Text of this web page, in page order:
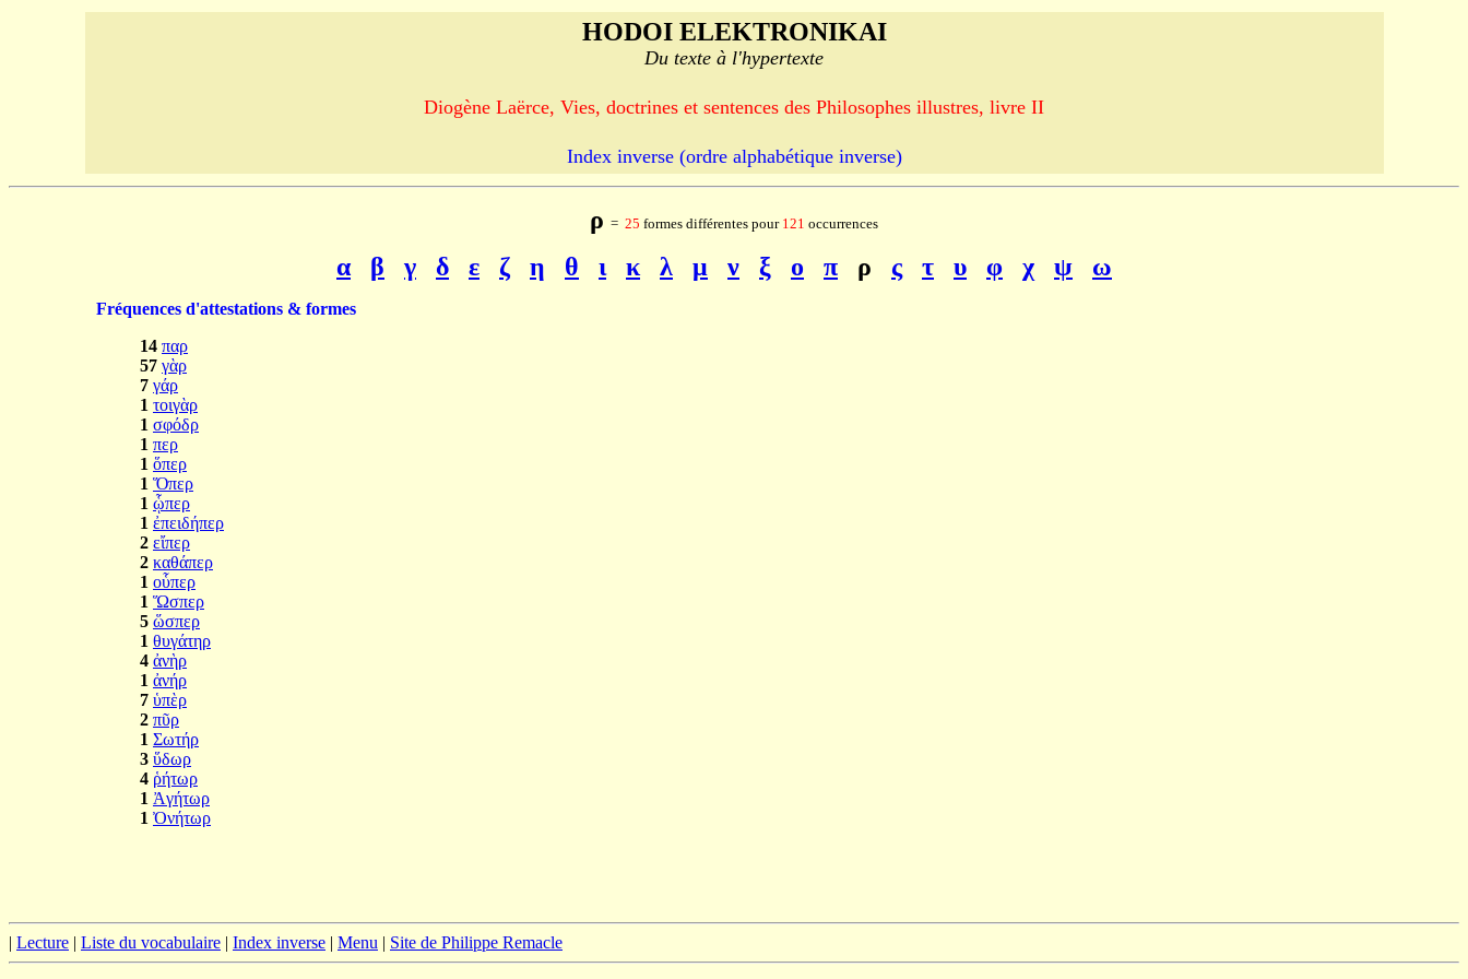
HODOI ELEKTRONIKAI
Du texte à l'hypertexte
Diogène Laërce, Vies, doctrines et sentences des Philosophes illustres, livre II
Index inverse (ordre alphabétique inverse)
ρ = 25 formes différentes pour 121 occurrences
α β γ δ ε ζ η θ ι κ λ μ ν ξ ο π ρ ς τ υ φ χ ψ ω
Fréquences d'attestations & formes
14 παρ
57 γὰρ
7 γάρ
1 τοιγὰρ
1 σφόδρ
1 περ
1 ὅπερ
1 Ὅπερ
1 ᾧπερ
1 ἐπειδήπερ
2 εἴπερ
2 καθάπερ
1 οὗπερ
1 Ὥσπερ
5 ὥσπερ
1 θυγάτηρ
4 ἀνὴρ
1 ἀνήρ
7 ὑπὲρ
2 πῦρ
1 Σωτήρ
3 ὕδωρ
4 ῥήτωρ
1 Ἀγήτωρ
1 Ὀνήτωρ
| Lecture | Liste du vocabulaire | Index inverse | Menu | Site de Philippe Remacle